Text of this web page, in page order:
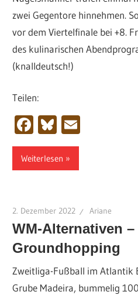
zwei Gegentore hinnehmen.
vor dem Viertelfinale bei +8.
des kulinarischen
(knalldeutsch!)
Teilen:
Facebook
Bluesky
Weiterlesen
2. Dezember 2022 Ariane
WM-Alternativen –
Groundhopping
Zweitliga-Fußball im Atlantik
Grube Madeira, bummelig